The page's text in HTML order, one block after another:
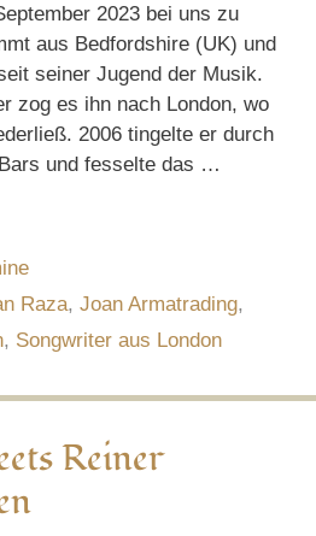
2023 bei uns zu
aus Bedfordshire (UK) und
seiner Jugend der Musik.
zog es ihn nach London, wo
2006 tingelte er durch
und fesselte das …
Raza,Joan Armatrading,
, Songwriter aus London
Reiner